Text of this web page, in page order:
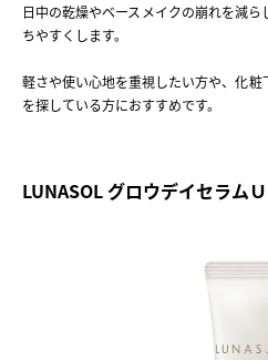
日中の乾燥やベースメイクの崩れを減
ちやすくします。
軽さや使い心地を重視したい方や、化
を探している方におすすめです。
LUNASOL グロウデイセラム